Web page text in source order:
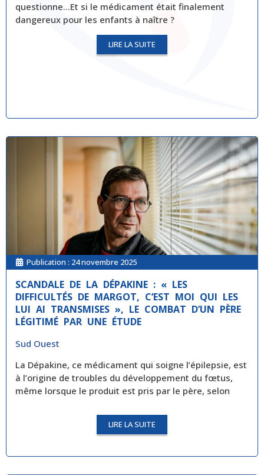
questionne…Et si le médicament était finalement
dangereux pour les enfants à naître ?
LIRE LA SUITE
Publication : 24 novembre 2025
SCANDALE DE LA DÉPAKINE : « LES
DIFFICULTÉS DE MARGOT, C’EST MOI QUI LES
LUI AI TRANSMISES », LE COMBAT D’UN PÈRE
LÉGITIMÉ PAR UNE ÉTUDE
Sud Ouest
La Dépakine, ce médicament qui soigne l’épilepsie, est
à l’origine de troubles du développement du fœtus,
même lorsque le produit est pris par le père, selon
LIRE LA SUITE